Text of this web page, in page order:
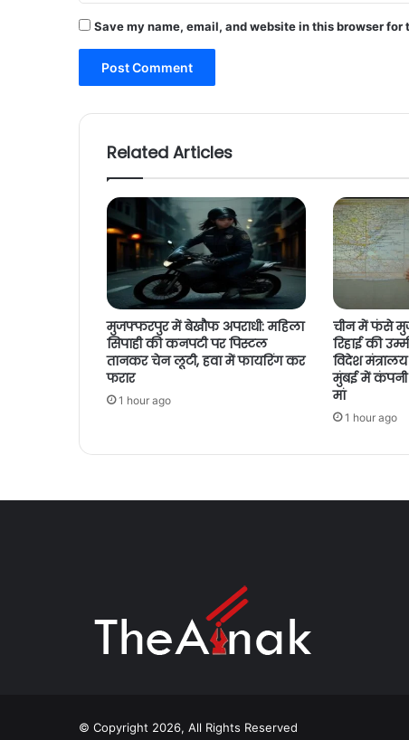
Save my name, email, and website in this browser for
Related Articles
मुजफ्फरपुर में बेखौफ अपराधी: महिला
सिपाही की कनपटी पर पिस्टल
तानकर चेन लूटी, हवा में फायरिंग कर
फरार
1 hour ago
चीन में फंसे
रिहाई की
विदेश
मुंबई में कंपनी
मां
1 hour ago
© Copyright 2026, All Rights Reserved